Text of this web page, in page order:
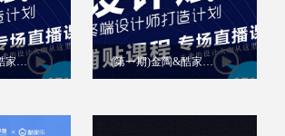
家乐
培
(第一期)金陶&酷家乐
软件产品铺贴专场培